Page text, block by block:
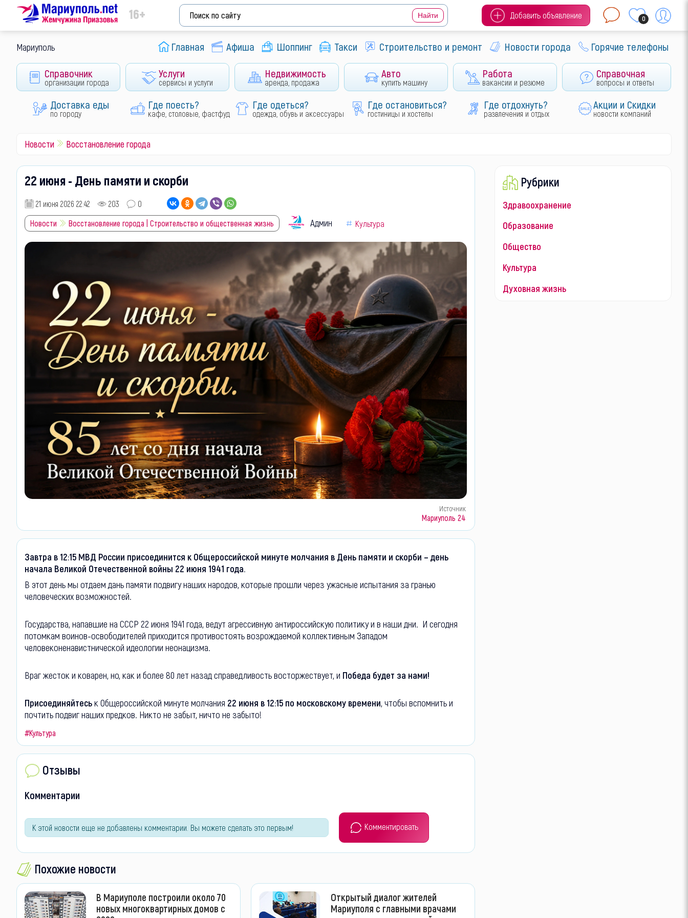
16+ Добавить объявление 0
Мариуполь Главная Афиша Шоппинг Такси Строительство и ремонт Новости города Горячие телефоны
Справочник
организации города
Услуги
сервисы и услуги
Недвижимость
аренда, продажа
Авто
купить машину
Работа
вакансии и резюме
Справочная
вопросы и ответы
Доставка еды
по городу
Где поесть?
кафе, столовые, фастфуд
Где одеться?
одежда, обувь и аксессуары
Где остановиться?
гостиницы и хостелы
Где отдохнуть?
развлечения и отдых
Акции и Скидки
новости компаний
Новости Восстановление города
22 июня - День памяти и скорби
21 июня 2026 22:42 203
0
Новости
Восстановление города | Строительство и общественная жизнь Админ Культура
Источник
Мариуполь 24
Завтра в 12:15 МВД России присоединится к Общероссийской минуте молчания в День памяти и скорби – день
начала Великой Отечественной войны 22 июня 1941 года.
В этот день мы отдаем дань памяти подвигу наших народов, которые прошли через ужасные испытания за гранью
человеческих возможностей.
Государства, напавшие на СССР 22 июня 1941 года, ведут агрессивную антироссийскую политику и в наши дни. И сегодня
потомкам воинов-освободителей приходится противостоять возрождаемой коллективным Западом
человеконенавистнической идеологии неонацизма.
Враг жесток и коварен, но, как и более 80 лет назад справедливость восторжествует, и Победа будет за нами!
Присоединяйтеськ Общероссийской минуте молчания 22 июня в 12:15 по московскому времени, чтобы вспомнить и
почтить подвиг наших предков. Никто не забыт, ничто не забыто!
#Культура
Отзывы
Комментарии
К этой новости еще не добавлены комментарии. Вы можете сделать это первым! Комментировать
Похожие новости
В Мариуполе построили около 70
новых многоквартирных домов с
Открытый диалог жителей
Мариуполя с главными врачами
Рубрики
Здравоохранение
Образование
Общество
Культура
Духовная жизнь